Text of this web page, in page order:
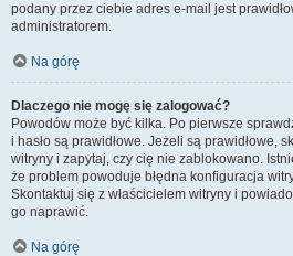
podany przez ciebie adres e-mail jest
administratorem.
Na górę
Dlaczego nie mogę się zalogować?
Powodów może być kilka. Po pierwsze
i hasło są prawidłowe. Jeżeli są prawidłowe,
witryny i zapytaj, czy cię nie zablokowano.
że problem powoduje błędna konfiguracja
Skontaktuj się z właścicielem witryny i
go naprawić.
Na górę